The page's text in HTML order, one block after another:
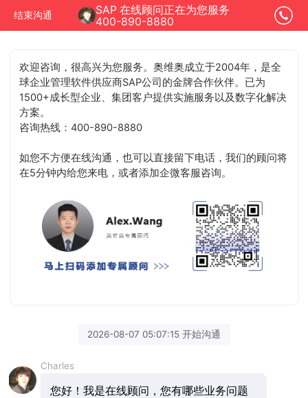
结束沟通
SAP 在线顾问正在为您服务
400-890-8880
欢迎咨询，很高兴为您服务。奥维奥成立于2004年，是全
球企业管理软件供应商SAP公司的金牌合作伙伴。已为
1500+成长型企业、集团客户提供实施服务以及数字化解决
方案。
咨询热线：400-890-8880
如您不方便在线沟通，也可以直接留下电话，我们的顾问将
在5分钟内给您来电，或者添加企微客服咨询。
2026-08-07 05:07:15 开始沟通
Charles
您好！我是在线顾问，您有哪些业务问题